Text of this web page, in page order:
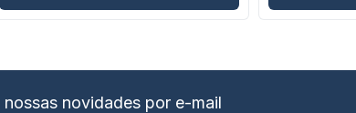
nossas novidades por e-mail